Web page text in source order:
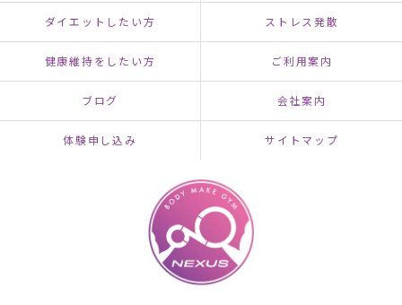
ダイエットしたい方 ストレス発散
健康維持をしたい方 ご利用案内
ブログ 会社案内
体験申し込み サイトマップ